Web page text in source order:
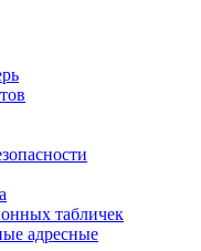
табличек
адресные